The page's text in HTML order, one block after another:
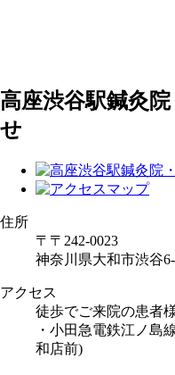
高座渋谷駅鍼灸
せ
住所
〒〒242-0023
神奈川県大和市渋谷
アクセス
徒歩でご来院の患者
・小田急電鉄江ノ島
和店前)